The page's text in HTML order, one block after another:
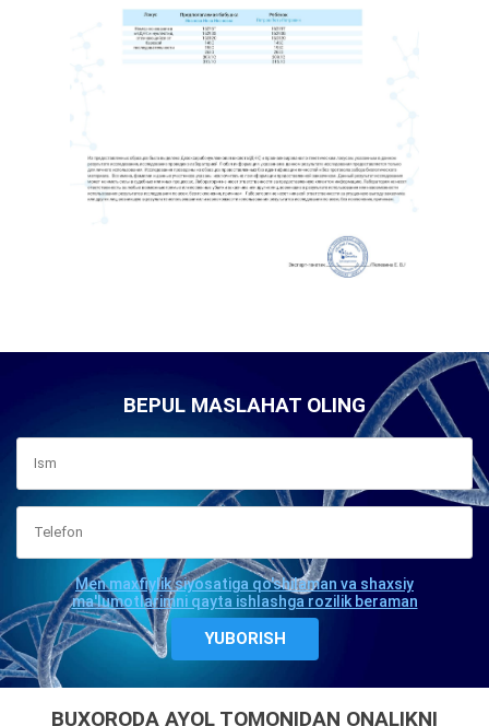
BEPUL MASLAHAT OLING
Men maxfiylik siyosatiga qo'shilaman va shaxsiy
ma'lumotlarimni qayta ishlashga rozilik beraman
BUXORODA AYOL TOMONIDAN ONALIKNI